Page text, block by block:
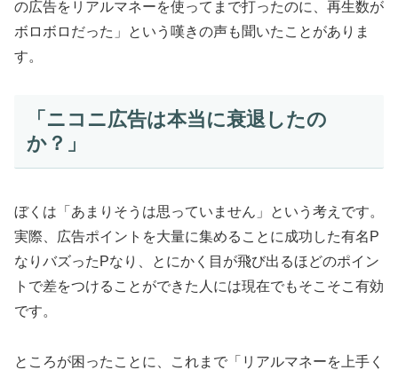
の広告をリアルマネーを使ってまで打ったのに、再生数が
ボロボロだった」という嘆きの声も聞いたことがありま
す。
「ニコニ広告は本当に衰退したの
か？」
ぼくは「あまりそうは思っていません」という考えです。
実際、広告ポイントを大量に集めることに成功した有名P
なりバズったPなり、とにかく目が飛び出るほどのポイン
トで差をつけることができた人には現在でもそこそこ有効
です。
ところが困ったことに、これまで「リアルマネーを上手く